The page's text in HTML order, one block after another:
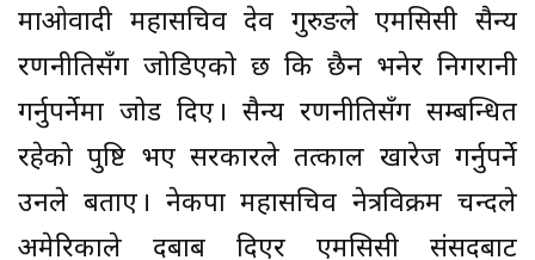
माओवादी महासचिव देव गुरुङले एमसिसी सैन्य
रणनीतिसँग जोडिएको छ कि छैन भनेर निगरानी
गर्नुपर्नेमा जोड दिए । सैन्य रणनीतिसँग सम्बन्धित
रहेको पुष्टि भए सरकारले तत्काल खारेज गर्नुपर्ने
उनले बताए । नेकपा महासचिव नेत्रविक्रम चन्दले
अमेरिकाले दबाब दिएर एमसिसी संसदबाट